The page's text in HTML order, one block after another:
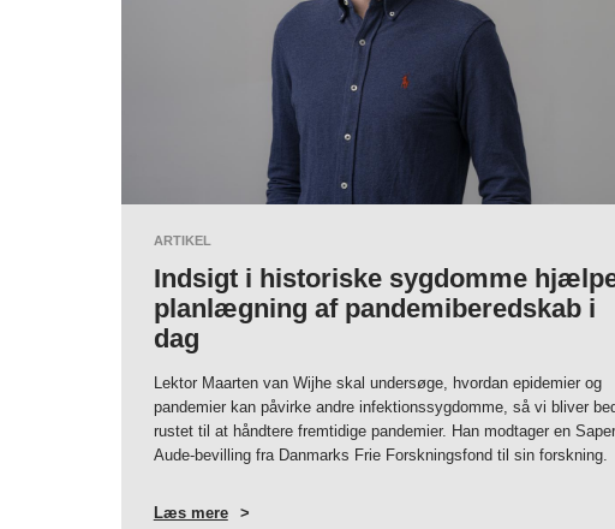
ARTIKEL
Indsigt i historiske sygdomme
planlægning af pandemiberedskab i
dag
Lektor Maarten van Wijhe skal undersøge, hvordan epidemier og
pandemier kan påvirke andre infektionssygdomme, så vi bliver
rustet til at håndtere fremtidige pandemier. Han modtager en
Aude-bevilling fra Danmarks Frie Forskningsfond til sin forskning.
Læs mereOM